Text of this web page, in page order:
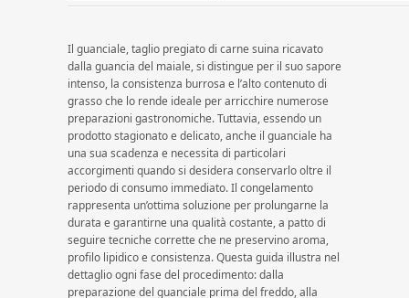
Il guanciale, taglio pregiato di carne suina ricavato
dalla guancia del maiale, si distingue per il suo sapore
intenso, la consistenza burrosa e l’alto contenuto di
grasso che lo rende ideale per arricchire numerose
preparazioni gastronomiche. Tuttavia, essendo un
prodotto stagionato e delicato, anche il guanciale ha
una sua scadenza e necessita di particolari
accorgimenti quando si desidera conservarlo oltre il
periodo di consumo immediato. Il congelamento
rappresenta un’ottima soluzione per prolungarne la
durata e garantirne una qualità costante, a patto di
seguire tecniche corrette che ne preservino aroma,
profilo lipidico e consistenza. Questa guida illustra nel
dettaglio ogni fase del procedimento: dalla
preparazione del guanciale prima del freddo, alla